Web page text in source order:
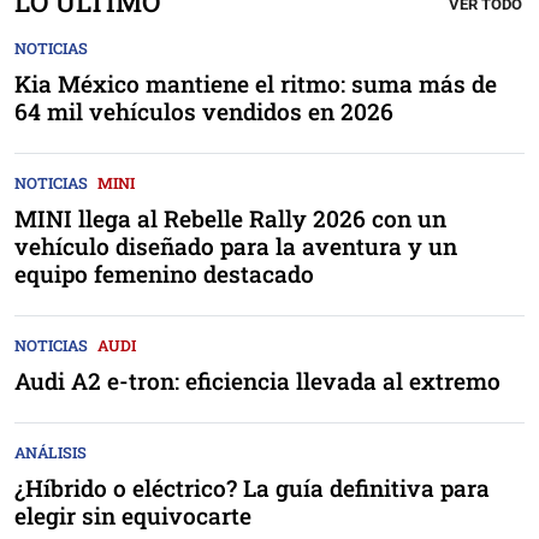
VER TODO
NOTICIAS
Kia México mantiene el ritmo: suma más de
64 mil vehículos vendidos en 2026
NOTICIAS MINI
MINI llega al Rebelle Rally 2026 con un
vehículo diseñado para la aventura y un
equipo femenino destacado
NOTICIAS AUDI
Audi A2 e-tron: eficiencia llevada al extremo
ANÁLISIS
¿Híbrido o eléctrico? La guía definitiva para
elegir sin equivocarte